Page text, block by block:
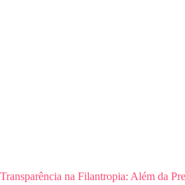
Transparência na Filantropia: Além da